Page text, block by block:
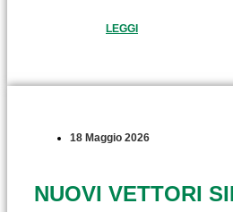
LEGGI
18 Maggio 2026
NUOVI VETTORI